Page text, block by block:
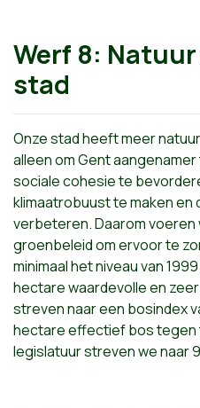
Werf 8:
stad
Onze stad heeft meer
alleen om Gent
sociale cohesie te
klimaatrobuust te maken en
verbeteren. Daarom
groenbeleid om ervoor te
minimaal het niveau van
hectare waardevolle en
streven naar een bosindex
hectare effectief bos tegen
legislatuur streven we naar